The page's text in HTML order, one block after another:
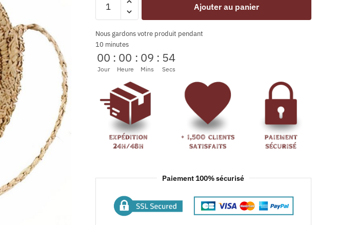
Ajouter au panier
Nous gardons votre produit pendant
10 minutes
00
Jour
: 00
Heure
: 09
Mins
: 52
Secs
Paiement 100% sécurisé